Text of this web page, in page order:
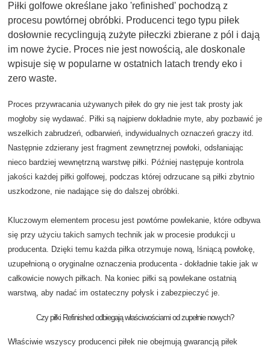
Piłki golfowe określane jako 'refinished' pochodzą z
procesu powtórnej obróbki. Producenci tego typu piłek
dosłownie recyclingują zużyte piłeczki zbierane z pól i dają
im nowe życie. Proces nie jest nowością, ale doskonale
wpisuje się w popularne w ostatnich latach trendy eko i
zero waste.
Proces przywracania używanych piłek do gry nie jest tak prosty jak
mogłoby się wydawać. Piłki są najpierw dokładnie myte, aby pozbawić je
wszelkich zabrudzeń, odbarwień, indywidualnych oznaczeń graczy itd.
Następnie zdzierany jest fragment zewnętrznej powłoki, odsłaniając
nieco bardziej wewnętrzną warstwę piłki. Później następuje kontrola
jakości każdej piłki golfowej, podczas której odrzucane są piłki zbytnio
uszkodzone, nie nadające się do dalszej obróbki.
Kluczowym elementem procesu jest powtórne powlekanie, które odbywa
się przy użyciu takich samych technik jak w procesie produkcji u
producenta. Dzięki temu każda piłka otrzymuje nową, lśniącą powłokę,
uzupełnioną o oryginalne oznaczenia producenta - dokładnie takie jak w
całkowicie nowych piłkach. Na koniec piłki są powlekane ostatnią
warstwą, aby nadać im ostateczny połysk i zabezpieczyć je.
Czy piłki Refinished odbiegają właściwościami od zupełnie nowych?
Właściwie wszyscy producenci piłek nie obejmują gwarancją piłek